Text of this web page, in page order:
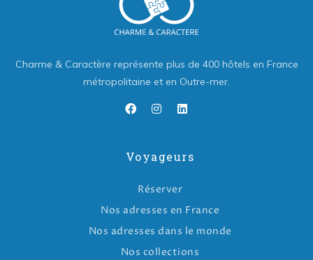
Charme & Caractère représente plus de 400 hôtels en France
métropolitaine et en Outre-mer.
Voyageurs
Réserver
Nos adresses en France
Nos adresses dans le monde
Nos collections